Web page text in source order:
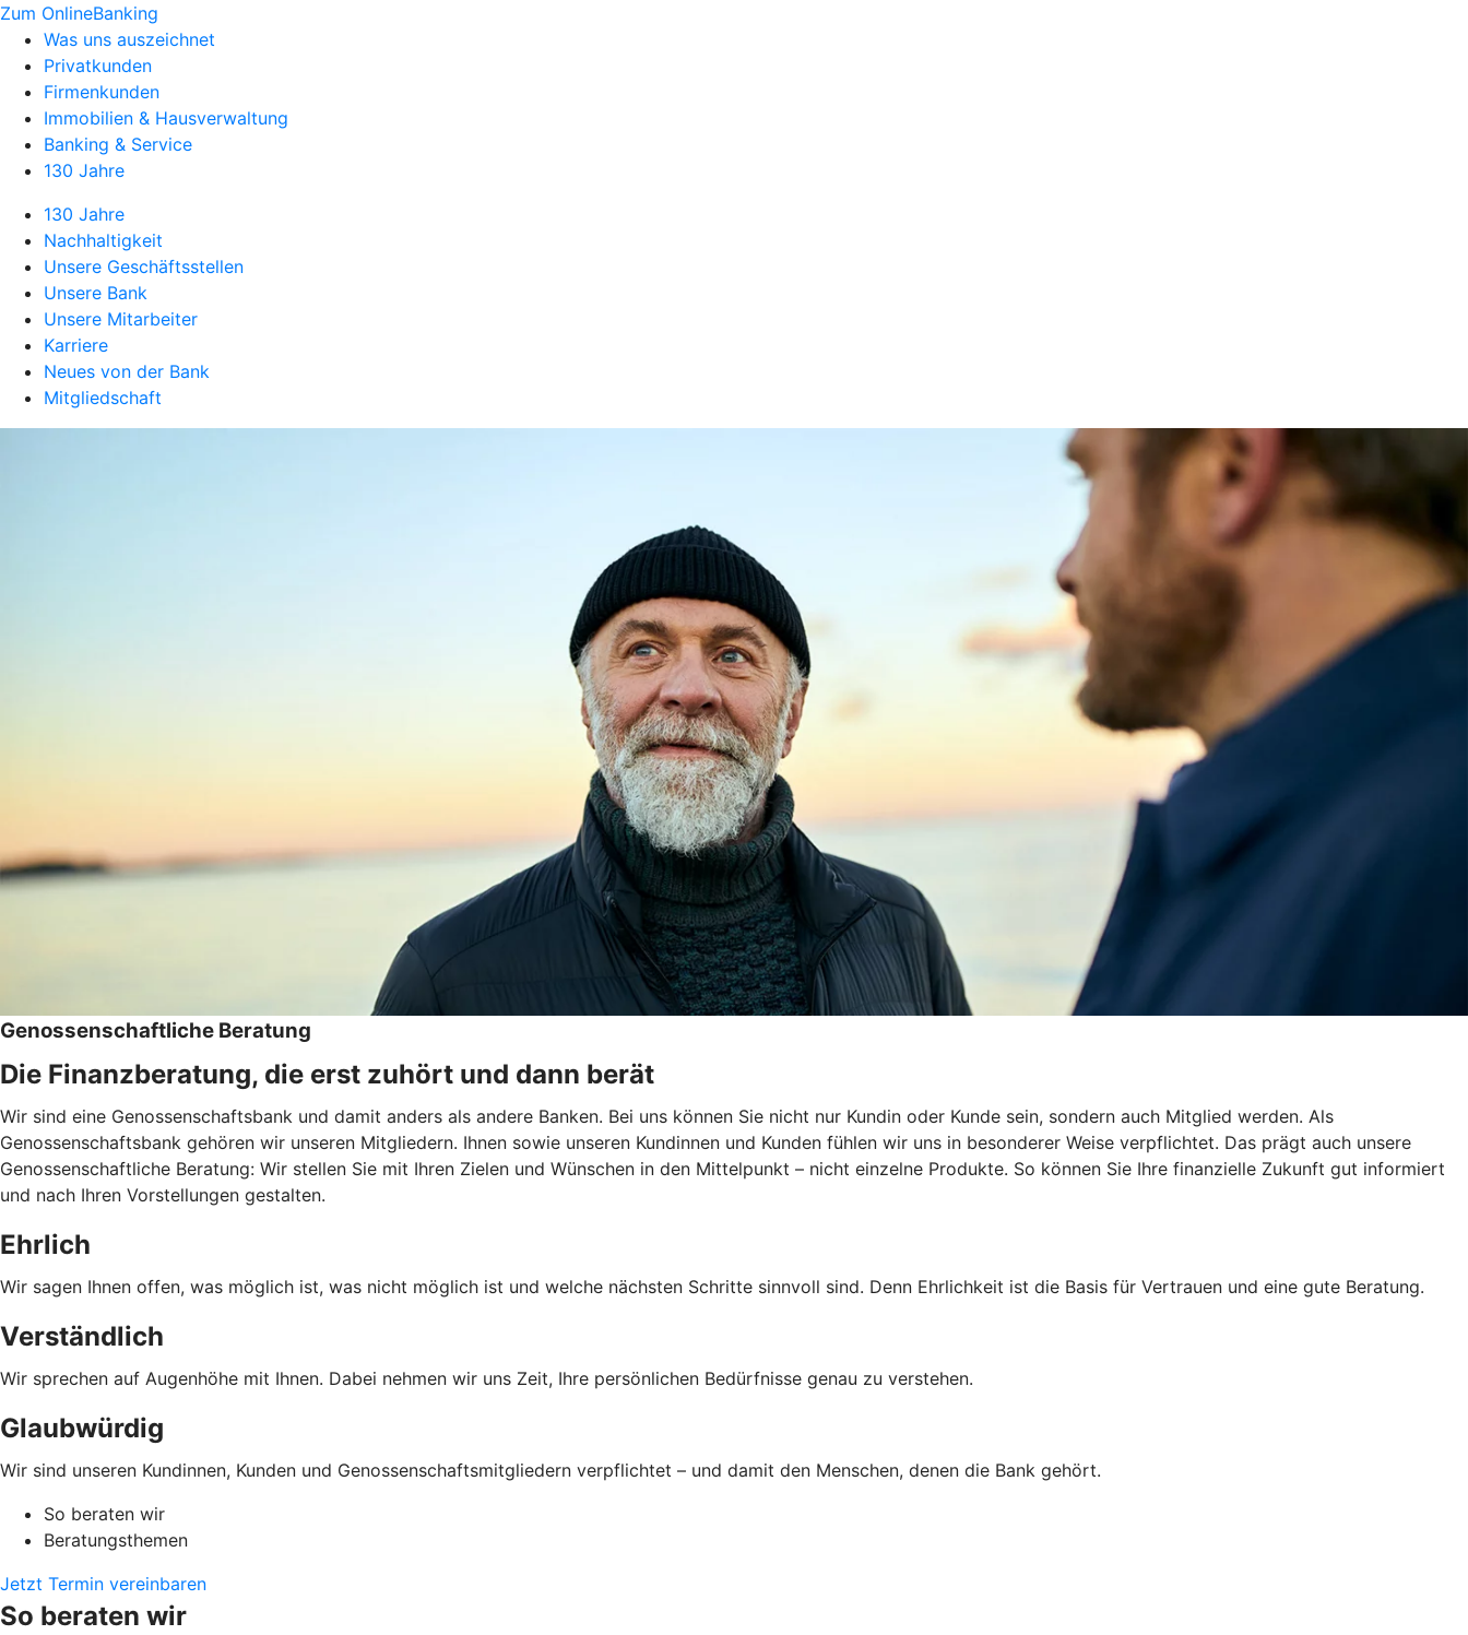
Zum OnlineBanking
Was uns auszeichnet
Privatkunden
Firmenkunden
Immobilien & Hausverwaltung
Banking & Service
130 Jahre
130 Jahre
Nachhaltigkeit
Unsere Geschäftsstellen
Unsere Bank
Unsere Mitarbeiter
Karriere
Neues von der Bank
Mitgliedschaft
Genossenschaftliche Beratung
Die Finanzberatung, die erst zuhört und dann berät
Wir sind eine Genossenschaftsbank und damit anders als andere Banken. Bei uns können Sie nicht nur Kundin oder Kunde sein, sondern auch Mitglied werden. Als
Genossenschaftsbank gehören wir unseren Mitgliedern. Ihnen sowie unseren Kundinnen und Kunden fühlen wir uns in besonderer Weise verpflichtet. Das prägt auch unsere
Genossenschaftliche Beratung: Wir stellen Sie mit Ihren Zielen und Wünschen in den Mittelpunkt – nicht einzelne Produkte. So können Sie Ihre finanzielle Zukunft gut informiert
und nach Ihren Vorstellungen gestalten.
Ehrlich
Wir sagen Ihnen offen, was möglich ist, was nicht möglich ist und welche nächsten Schritte sinnvoll sind. Denn Ehrlichkeit ist die Basis für Vertrauen und eine gute Beratung.
Verständlich
Wir sprechen auf Augenhöhe mit Ihnen. Dabei nehmen wir uns Zeit, Ihre persönlichen Bedürfnisse genau zu verstehen.
Glaubwürdig
Wir sind unseren Kundinnen, Kunden und Genossenschaftsmitgliedern verpflichtet – und damit den Menschen, denen die Bank gehört.
So beraten wir
Beratungsthemen
Jetzt Termin vereinbaren
So beraten wir